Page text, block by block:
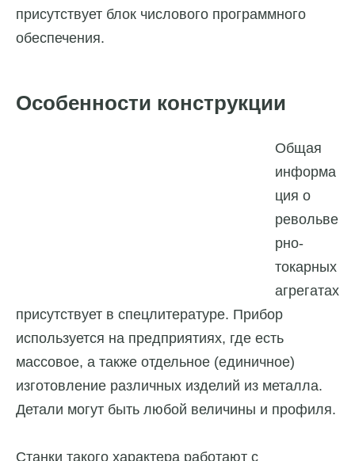
присутствует блок числового программного
обеспечения.
Особенности конструкции
Общая
информа
ция о
револьве
рно-
токарных
агрегатах
присутствует в спецлитературе. Прибор
используется на предприятиях, где есть
массовое, а также отдельное (единичное)
изготовление различных изделий из металла.
Детали могут быть любой величины и профиля.
Станки такого характера работают с